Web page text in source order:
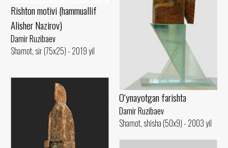
Rishton motivi (hammuallif
Alisher Nazirov)
Damir Ruzibaev
Shamot, sir (75x25) - 2019 yil
O‘ynayotgan farishta
Damir Ruzibaev
Shamot, shisha (50x9) - 2003 yil